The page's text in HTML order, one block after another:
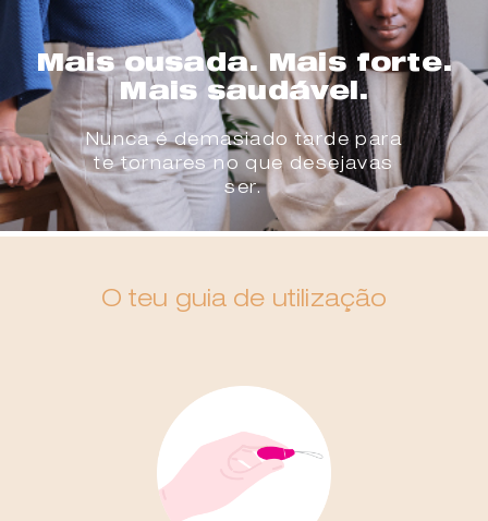
Mais ousada. Mais forte.
Mais saudável.
Nunca é demasiado tarde para
te tornares no que desejavas
ser.
O teu guia de utilização